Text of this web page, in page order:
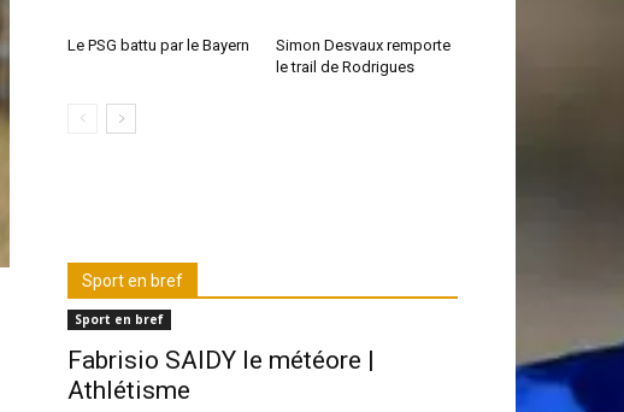
Le PSG battu par le Bayern
Simon Desvaux remporte
le trail de Rodrigues
Sport en bref
Sport en bref
Fabrisio SAIDY le météore |
Athlétisme